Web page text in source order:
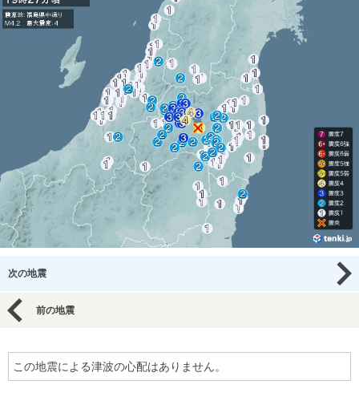
次の地震
前の地震
この地震による津波の心配はありません。